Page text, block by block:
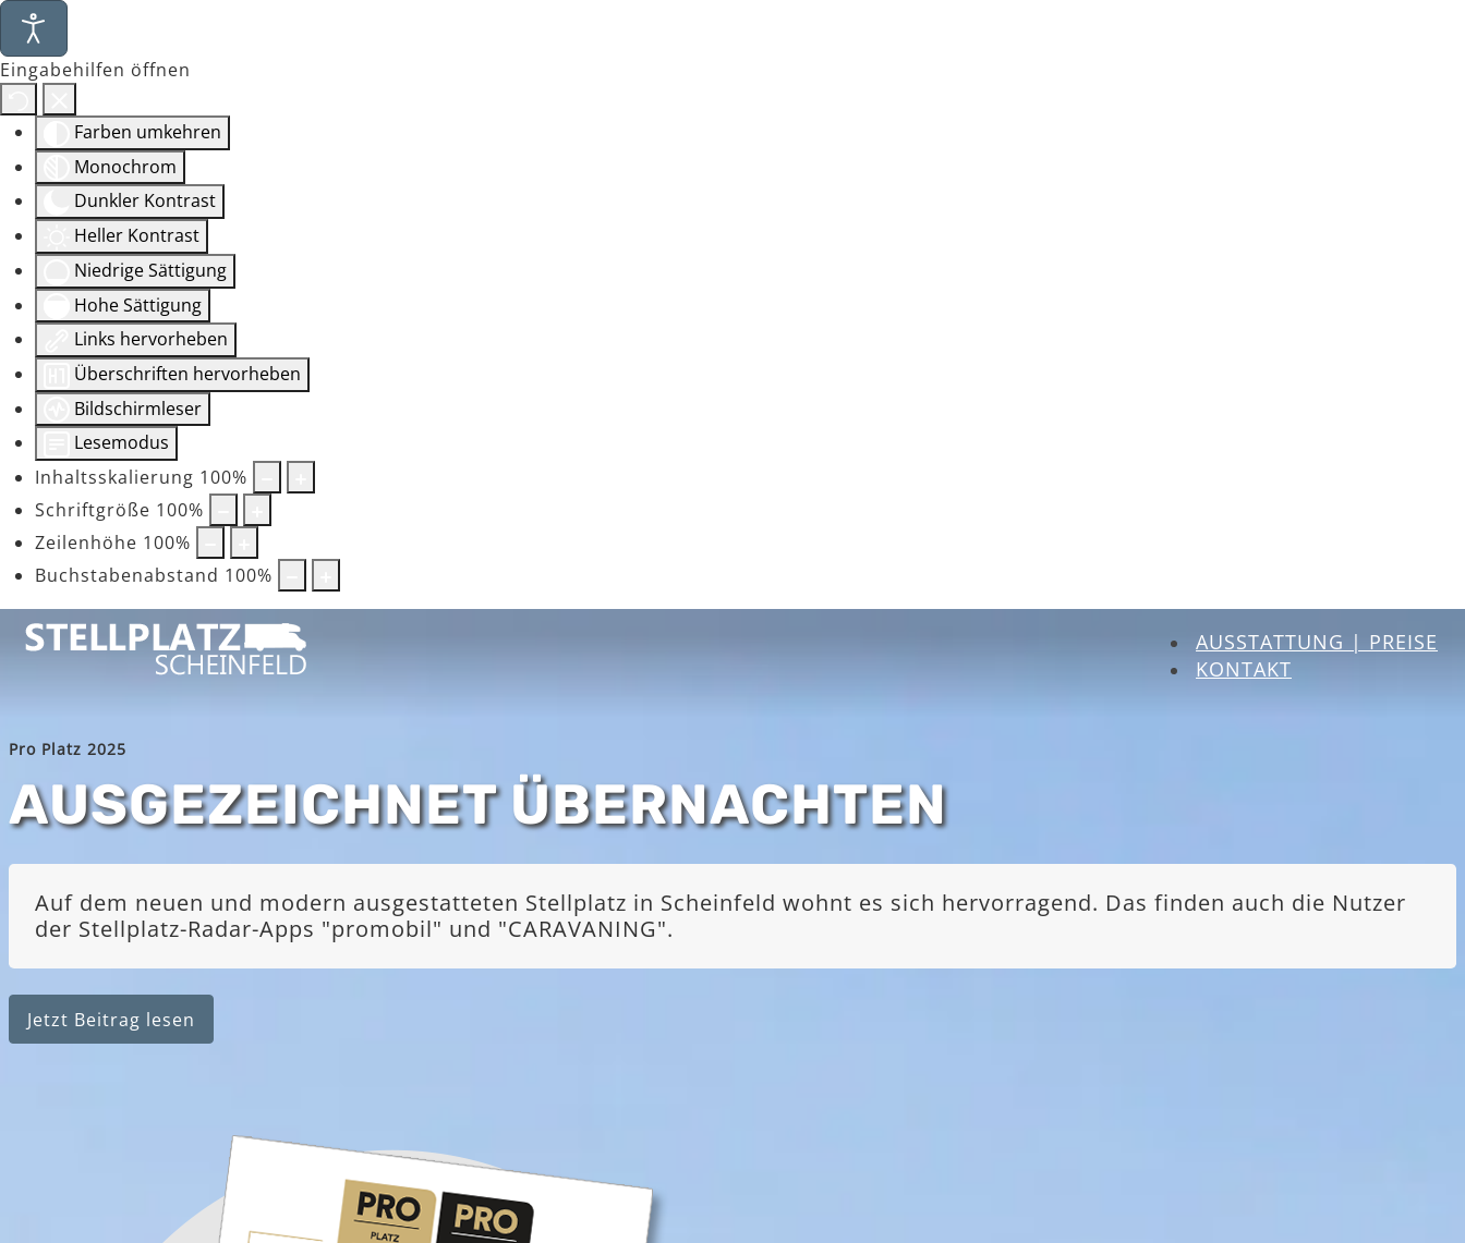
Eingabehilfen öffnen
Farben umkehren
Monochrom
Dunkler Kontrast
Heller Kontrast
Niedrige Sättigung
Hohe Sättigung
Links hervorheben
Überschriften hervorheben
Bildschirmleser
Lesemodus
Inhaltsskalierung 100%
Schriftgröße 100%
Zeilenhöhe 100%
Buchstabenabstand 100%
AUSSTATTUNG | PREISE
KONTAKT
Pro Platz 2025
AUSGEZEICHNET ÜBERNACHTEN
Auf dem neuen und modern ausgestatteten Stellplatz in Scheinfeld wohnt es sich hervorragend. Das finden auch die Nutzer
der Stellplatz-Radar-Apps "promobil" und "CARAVANING".
Jetzt Beitrag lesen